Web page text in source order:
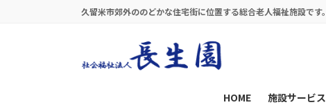
久留米市郊外ののどかな住宅街に位置する総合老人福祉施設です。
HOME 施設サービス